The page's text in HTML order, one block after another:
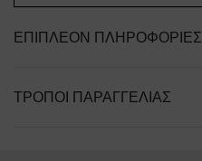
ΕΠΙΠΛΈΟΝ ΠΛΗΡΟΦΟΡΊΕΣ
ΤΡΌΠΟΙ ΠΑΡΑΓΓΕΛΊΑΣ